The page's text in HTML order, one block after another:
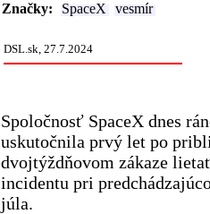
Značky: SpaceX vesmír
DSL.sk, 27.7.2024
Spoločnosť SpaceX dnes
uskutočnila prvý let po
dvojtýždňovom zákaze
incidentu pri
júla.